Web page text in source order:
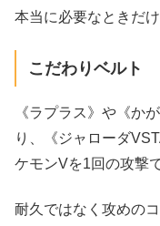
本当に必要なときだけ
こだわりベルト
《ラプラス》や《か
り、《ジャローダ
ケモンVを1回の攻撃
耐久ではなく攻めの